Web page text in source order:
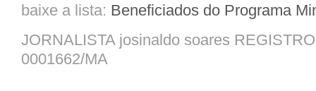
baixe a lista: Beneficiados do Programa
JORNALISTA josinaldo soares
0001662/MA